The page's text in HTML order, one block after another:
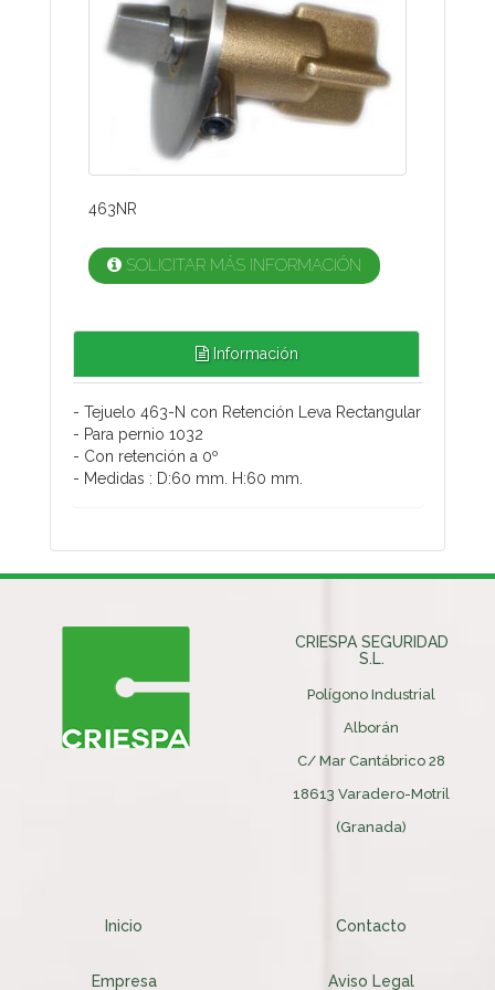
463NR
SOLICITAR MÁS INFORMACIÓN
Información
- Tejuelo 463-N con Retención Leva Rectangular
- Para pernio 1032
- Con retención a 0º
- Medidas : D:60 mm. H:60 mm.
CRIESPA SEGURIDAD
S.L.
Polígono Industrial
Alborán
C/ Mar Cantábrico 28
18613 Varadero-Motril
(Granada)
Inicio
Empresa
Contacto
Aviso Legal